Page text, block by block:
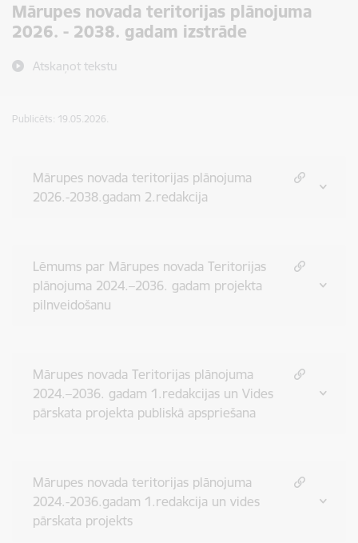
Mārupes novada teritorijas plānojuma
2026. - 2038. gadam izstrāde
Atskaņot tekstu
Publicēts: 19.05.2026.
Mārupes novada teritorijas plānojuma
2026.-2038.gadam 2.redakcija
Lēmums par Mārupes novada Teritorijas
plānojuma 2024.–2036. gadam projekta
pilnveidošanu
Mārupes novada Teritorijas plānojuma
2024.–2036. gadam 1.redakcijas un Vides
pārskata projekta publiskā apspriešana
Mārupes novada teritorijas plānojuma
2024.-2036.gadam 1.redakcija un vides
pārskata projekts